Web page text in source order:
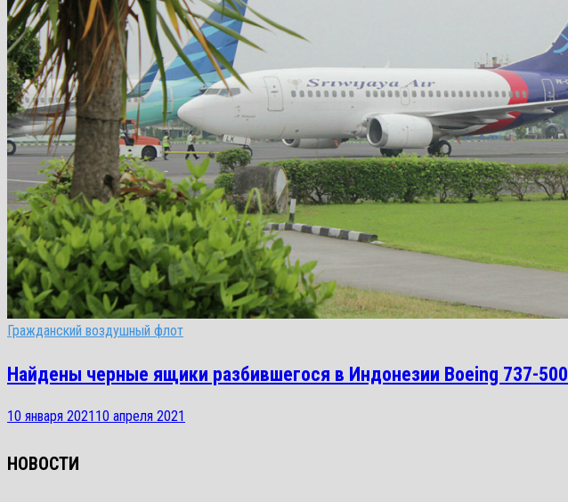
Гражданский воздушный флот
Найдены черные ящики разбившегося в Индонезии Boeing 737-500
10 января 202110 апреля 2021
НОВОСТИ